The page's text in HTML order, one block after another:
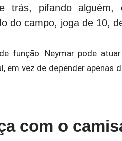
trás, pifando alguém,
do campo, joga de 10,
função. Neymar pode
em vez de depender apenas
com o